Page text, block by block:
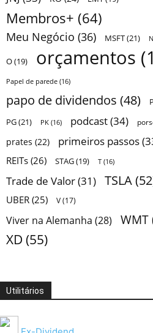
Membros+ (64)
Meu Negócio (36) MSFT(21)
O(19) orçamentos
Papel de parede (16)
papo de dividendos (48)
PG(21) PK (16) podcast(34)
prates (22) primeiros passos
REITs (26) STAG(19) T (16)
Trade de Valor(31) TSLA
UBER (25) V(17)
Viver na Alemanha (28) WMT
XD (55)
Utilitários